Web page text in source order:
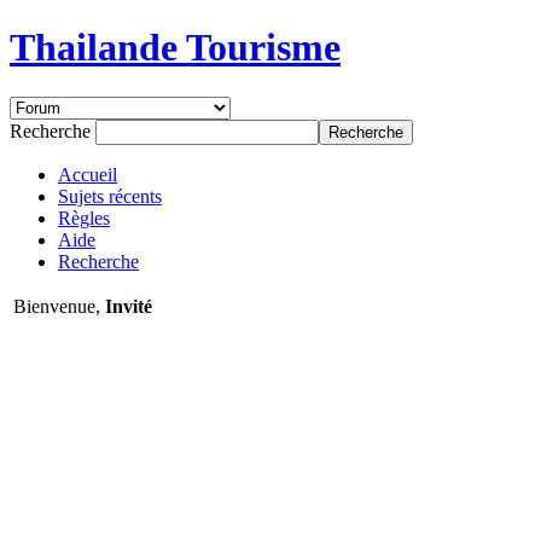
Thailande Tourisme
Recherche
Accueil
Sujets récents
Règles
Aide
Recherche
Bienvenue, Invité